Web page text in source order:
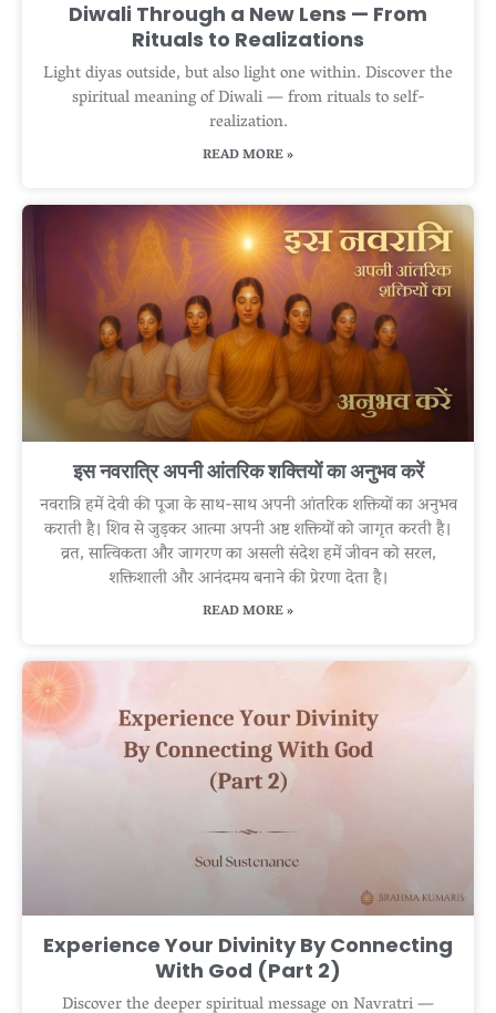
Diwali Through a New Lens — From
Rituals to Realizations
Light diyas outside, but also light one within. Discover the
spiritual meaning of Diwali — from rituals to self-
realization.
READ MORE »
इस नवरात्रि अपनी आंतरिक शक्तियों का अनुभव करें
नवरात्रि हमें देवी की पूजा के साथ-साथ अपनी आंतरिक शक्तियों का अनुभव
कराती है। शिव से जुड़कर आत्मा अपनी अष्ट शक्तियों को जागृत करती है।
व्रत, सात्विकता और जागरण का असली संदेश हमें जीवन को सरल,
शक्तिशाली और आनंदमय बनाने की प्रेरणा देता है।
READ MORE »
Experience Your Divinity By Connecting
With God (Part 2)
Discover the deeper spiritual message on Navratri —